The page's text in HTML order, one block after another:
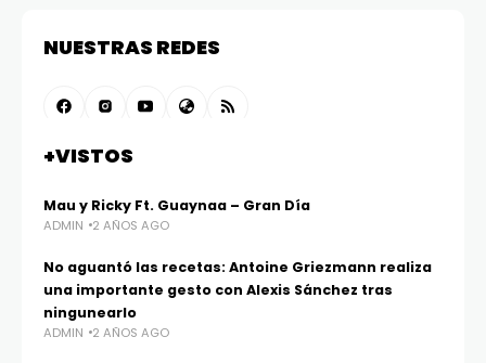
NUESTRAS REDES
+VISTOS
Mau y Ricky Ft. Guaynaa – Gran Día
ADMIN 2 AÑOS AGO
No aguantó las recetas: Antoine Griezmann realiza
una importante gesto con Alexis Sánchez tras
ningunearlo
ADMIN 2 AÑOS AGO